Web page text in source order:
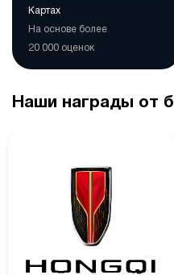
Картах
На основе более
20 000 оценок
Наши награды от